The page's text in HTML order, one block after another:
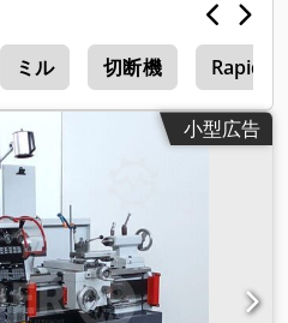
ミル 切断機 Rapid
小型広告